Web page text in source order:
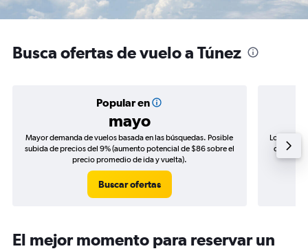
Busca ofertas de vuelo a Túnez
Popular en
mayo
Mayor demanda de vuelos basada en las búsquedas. Posible
subida de precios del 9% (aumento potencial de $86 sobre el
precio promedio de ida y vuelta).
Buscar ofertas
Los
de
El mejor momento para reservar un